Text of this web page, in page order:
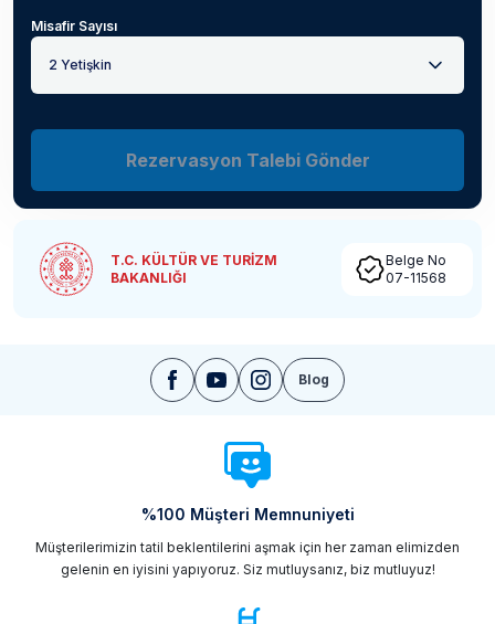
Misafir Sayısı
2 Yetişkin
Rezervasyon Talebi Gönder
T.C. KÜLTÜR VE TURİZM
BAKANLIĞI
Belge No
07-11568
Blog
%100 Müşteri Memnuniyeti
Müşterilerimizin tatil beklentilerini aşmak için her zaman elimizden
gelenin en iyisini yapıyoruz. Siz mutluysanız, biz mutluyuz!